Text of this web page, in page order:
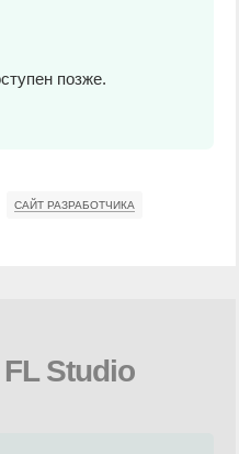
позже.
САЙТ РАЗРАБОТЧИКА
Studio